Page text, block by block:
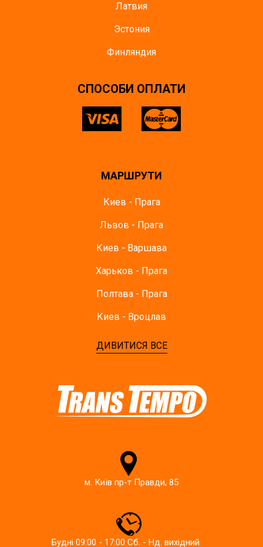
Латвия
Эстония
Финляндия
СПОСОБИ ОПЛАТИ
МАРШРУТИ
Киев - Прага
Львов - Прага
Киев - Варшава
Харьков - Прага
Полтава - Прага
Киев - Вроцлав
ДИВИТИСЯ ВСЕ
м. Київ пр-т Правди, 85
Будні 09:00 - 17:00 Сб. - Нд. вихідний